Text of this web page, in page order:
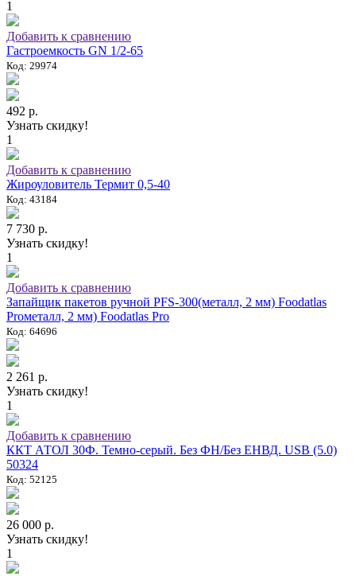
1
Добавить к сравнению
Гастроемкость GN 1/2-65
Код: 29974
492 р.
Узнать скидку!
1
Добавить к сравнению
Жироуловитель Термит 0,5-40
Код: 43184
7 730 р.
Узнать скидку!
1
Добавить к сравнению
Запайщик пакетов ручной PFS-300(металл, 2 мм) Foodatlas
Proметалл, 2 мм) Foodatlas Pro
Код: 64696
2 261 р.
Узнать скидку!
1
Добавить к сравнению
ККТ АТОЛ 30Ф. Темно-серый. Без ФН/Без ЕНВД. USB (5.0)
50324
Код: 52125
26 000 р.
Узнать скидку!
1